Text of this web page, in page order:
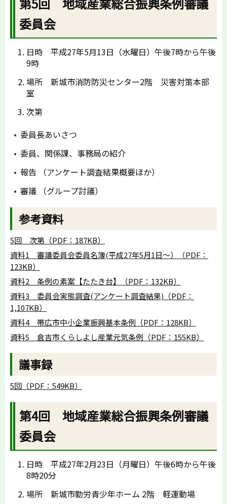
委員会
日時 平成27年5月13日（水曜日）午後7時から午後
9時
場所 新城市消防防災センター2階 災害対策本部
室
次第
委員長あいさつ
委員、関係課、事務局の紹介
報告 （アンケート調査結果概要ほか）
審議 （グループ討議）
参考資料
5回 次第（PDF：187KB）
資料1 審議委員会委員名簿(平成27年5月1日～）（PDF：
123KB）
資料2 条例の素案【たたき台】（PDF：132KB）
資料3 委員会実態調査(アンケート調査結果)（PDF：
1,107KB）
資料4 帯広市中小企業振興基本条例（PDF：128KB）
資料5 倉吉市くらしよし産業元気条例（PDF：155KB）
議事録
5回（PDF：549KB）
第4回 地域産業総合振興条例審議
委員会
日時 平成27年2月23日（月曜日）午後6時から午後
8時20分
場所 新城市勤労青少年ホーム 2階 軽運動場